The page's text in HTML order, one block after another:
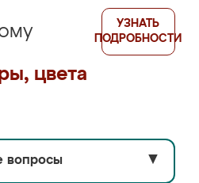
цвета
УЗНАТЬ
ПОДРОБНОСТИ
вопросы ▼